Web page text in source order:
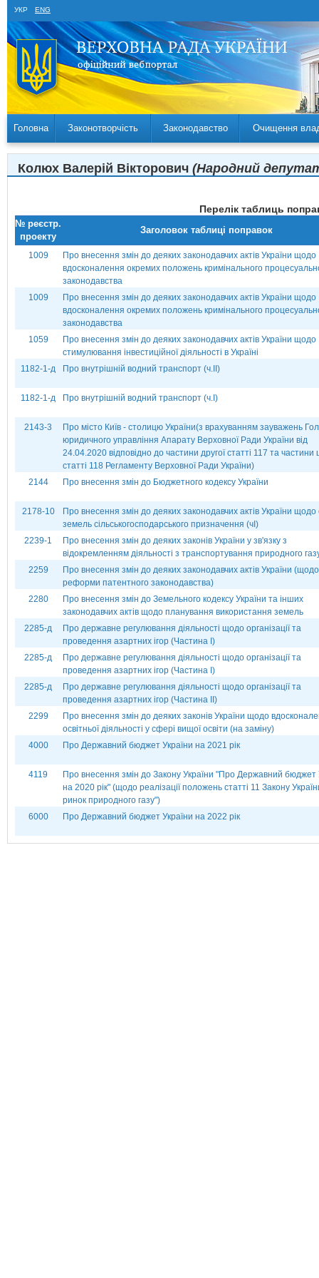
УКР ENG
Головна Законотворчість Законодавство Очищення
Колюх Валерій Вікторович (Народний
Перелік таблиць
№ реєстр.
проекту
Заголовок таблиці поправок
1009
Про внесення змін до деяких законодавчих актів України щодо
вдосконалення окремих положень кримінального
законодавства
1009
Про внесення змін до деяких законодавчих актів України щодо
вдосконалення окремих положень кримінального
законодавства
1059
Про внесення змін до деяких законодавчих актів України щодо
стимулювання інвестиційної діяльності в Україні
1182-1-д
Про внутрішній водний транспорт (ч.ІІ)
1182-1-д Про внутрішній водний транспорт (ч.І)
2143-3
Про місто Київ - столицю України(з врахуванням зауважень
юридичного управління Апарату Верховної Ради України від
24.04.2020 відповідно до частини другої статті 117 та частини
статті 118 Регламенту Верховної Ради України)
2144
Про внесення змін до Бюджетного кодексу України
2178-10
Про внесення змін до деяких законодавчих актів України щодо
земель сільськогосподарського призначення (чІ)
2239-1
Про внесення змін до деяких законів України у зв'язку з
відокремленням діяльності з транспортування природного
2259
Про внесення змін до деяких законодавчих актів України (щодо
реформи патентного законодавства)
2280
Про внесення змін до Земельного кодексу України та інших
законодавчих актів щодо планування використання земель
2285-д
Про державне регулювання діяльності щодо організації та
проведення азартних ігор (Частина І)
2285-д
Про державне регулювання діяльності щодо організації та
проведення азартних ігор (Частина І)
2285-д
Про державне регулювання діяльності щодо організації та
проведення азартних ігор (Частина ІІ)
2299
Про внесення змін до деяких законів України щодо
освітньої діяльності у сфері вищої освіти (на заміну)
4000
Про Державний бюджет України на 2021 рік
4119
Про внесення змін до Закону України "Про Державний бюджет
на 2020 рік" (щодо реалізації положень статті 11 Закону
ринок природного газу")
6000
Про Державний бюджет України на 2022 рік